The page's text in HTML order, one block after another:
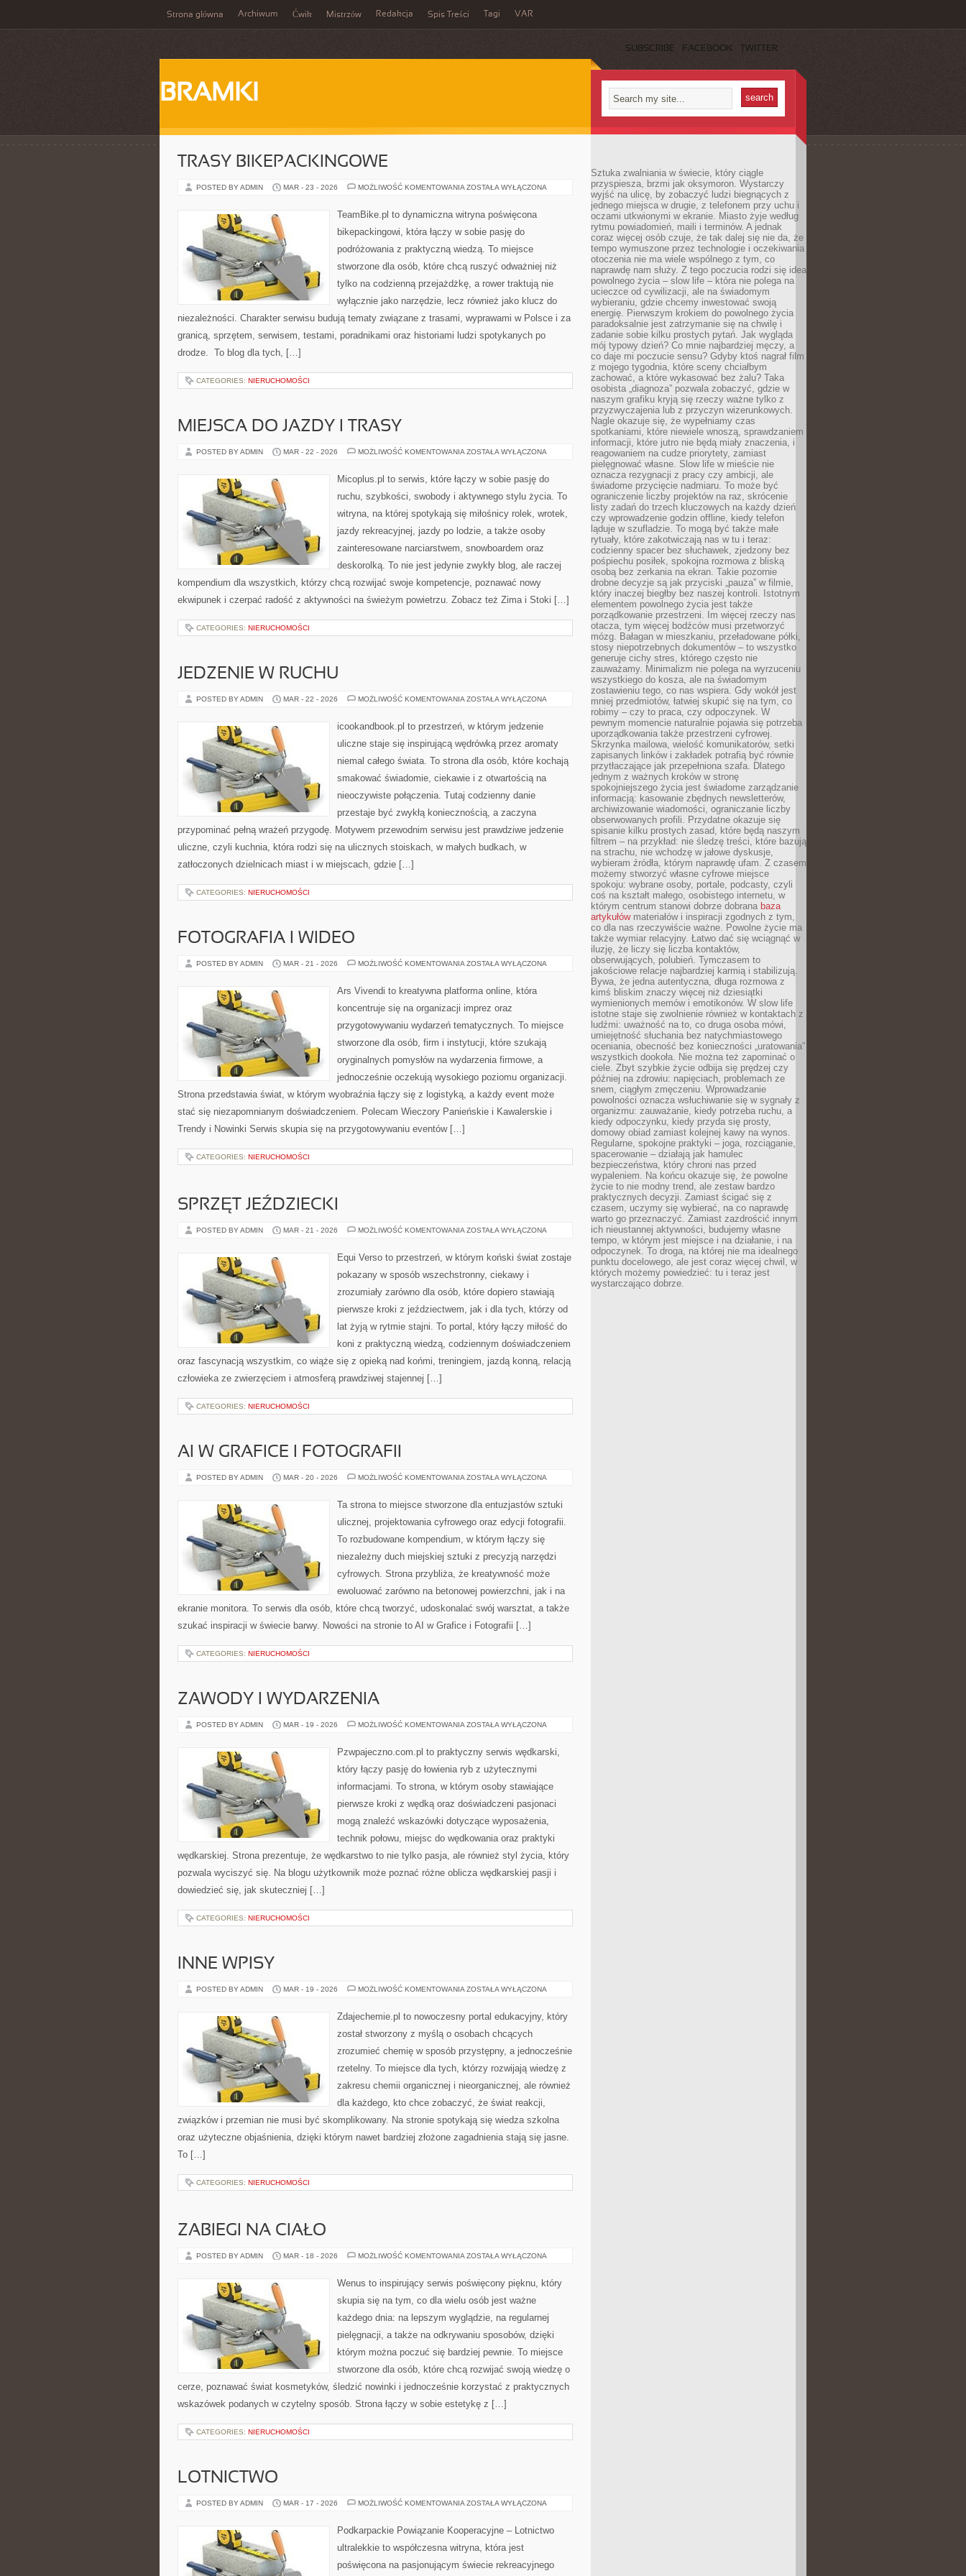
Strona główna Archiwum Ćwik Mistrzów Redakcja Spis Treści Tagi VAR
SUBSCRIBE FACEBOOK TWITTER
BRAMKI
TRASY BIKEPACKINGOWE
POSTED BY ADMIN MAR - 23 - 2026 MOŻLIWOŚĆ KOMENTOWANIA TRASY
ZOSTAŁA WYŁĄCZONA
TeamBike.pl to dynamiczna witryna poświęcona
bikepackingowi, która łączy w sobie pasję do
podróżowania z praktyczną wiedzą. To miejsce
stworzone dla osób, które chcą ruszyć odważniej niż
tylko na codzienną przejażdżkę, a rower traktują nie
wyłącznie jako narzędzie, lecz również jako klucz do
niezależności. Charakter serwisu budują tematy związane z trasami, wyprawami w Polsce i za
granicą, sprzętem, serwisem, testami, poradnikami oraz historiami ludzi spotykanych po
drodze. To blog dla tych, […]
CATEGORIES: NIERUCHOMOŚCI
MIEJSCA DO JAZDY I TRASY
POSTED BY ADMIN MAR - 22 - 2026 MOŻLIWOŚĆ KOMENTOWANIA MIEJSCA
TRASY
ZOSTAŁA WYŁĄCZONA
Micoplus.pl to serwis, które łączy w sobie pasję do
ruchu, szybkości, swobody i aktywnego stylu życia. To
witryna, na której spotykają się miłośnicy rolek, wrotek,
jazdy rekreacyjnej, jazdy po lodzie, a także osoby
zainteresowane narciarstwem, snowboardem oraz
deskorolką. To nie jest jedynie zwykły blog, ale raczej
kompendium dla wszystkich, którzy chcą rozwijać swoje kompetencje, poznawać nowy
ekwipunek i czerpać radość z aktywności na świeżym powietrzu. Zobacz też Zima i Stoki […]
CATEGORIES: NIERUCHOMOŚCI
JEDZENIE W RUCHU
POSTED BY ADMIN MAR - 22 - 2026 MOŻLIWOŚĆ KOMENTOWANIA JEDZENIE
ZOSTAŁA WYŁĄCZONA
icookandbook.pl to przestrzeń, w którym jedzenie
uliczne staje się inspirującą wędrówką przez aromaty
niemal całego świata. To strona dla osób, które kochają
smakować świadomie, ciekawie i z otwartością na
nieoczywiste połączenia. Tutaj codzienny danie
przestaje być zwykłą koniecznością, a zaczyna
przypominać pełną wrażeń przygodę. Motywem przewodnim serwisu jest prawdziwe jedzenie
uliczne, czyli kuchnia, która rodzi się na ulicznych stoiskach, w małych budkach, w
zatłoczonych dzielnicach miast i w miejscach, gdzie […]
CATEGORIES: NIERUCHOMOŚCI
FOTOGRAFIA I WIDEO
POSTED BY ADMIN MAR - 21 - 2026 MOŻLIWOŚĆ KOMENTOWANIA FOTOGRAFIA
ZOSTAŁA WYŁĄCZONA
Ars Vivendi to kreatywna platforma online, która
koncentruje się na organizacji imprez oraz
przygotowywaniu wydarzeń tematycznych. To miejsce
stworzone dla osób, firm i instytucji, które szukają
oryginalnych pomysłów na wydarzenia firmowe, a
jednocześnie oczekują wysokiego poziomu organizacji.
Strona przedstawia świat, w którym wyobraźnia łączy się z logistyką, a każdy event może
stać się niezapomnianym doświadczeniem. Polecam Wieczory Panieńskie i Kawalerskie i
Trendy i Nowinki Serwis skupia się na przygotowywaniu eventów […]
CATEGORIES: NIERUCHOMOŚCI
SPRZĘT JEŹDZIECKI
POSTED BY ADMIN MAR - 21 - 2026 MOŻLIWOŚĆ KOMENTOWANIA SPRZĘT
ZOSTAŁA WYŁĄCZONA
Equi Verso to przestrzeń, w którym koński świat zostaje
pokazany w sposób wszechstronny, ciekawy i
zrozumiały zarówno dla osób, które dopiero stawiają
pierwsze kroki z jeździectwem, jak i dla tych, którzy od
lat żyją w rytmie stajni. To portal, który łączy miłość do
koni z praktyczną wiedzą, codziennym doświadczeniem
oraz fascynacją wszystkim, co wiąże się z opieką nad końmi, treningiem, jazdą konną, relacją
człowieka ze zwierzęciem i atmosferą prawdziwej stajennej […]
CATEGORIES: NIERUCHOMOŚCI
AI W GRAFICE I FOTOGRAFII
POSTED BY ADMIN MAR - 20 - 2026 MOŻLIWOŚĆ KOMENTOWANIA AI
FOTOGRAFII
ZOSTAŁA WYŁĄCZONA
Ta strona to miejsce stworzone dla entuzjastów sztuki
ulicznej, projektowania cyfrowego oraz edycji fotografii.
To rozbudowane kompendium, w którym łączy się
niezależny duch miejskiej sztuki z precyzją narzędzi
cyfrowych. Strona przybliża, że kreatywność może
ewoluować zarówno na betonowej powierzchni, jak i na
ekranie monitora. To serwis dla osób, które chcą tworzyć, udoskonalać swój warsztat, a także
szukać inspiracji w świecie barwy. Nowości na stronie to AI w Grafice i Fotografii […]
CATEGORIES: NIERUCHOMOŚCI
ZAWODY I WYDARZENIA
POSTED BY ADMIN MAR - 19 - 2026 MOŻLIWOŚĆ KOMENTOWANIA ZAWODY
ZOSTAŁA WYŁĄCZONA
Pzwpajeczno.com.pl to praktyczny serwis wędkarski,
który łączy pasję do łowienia ryb z użytecznymi
informacjami. To strona, w którym osoby stawiające
pierwsze kroki z wędką oraz doświadczeni pasjonaci
mogą znaleźć wskazówki dotyczące wyposażenia,
technik połowu, miejsc do wędkowania oraz praktyki
wędkarskiej. Strona prezentuje, że wędkarstwo to nie tylko pasja, ale również styl życia, który
pozwala wyciszyć się. Na blogu użytkownik może poznać różne oblicza wędkarskiej pasji i
dowiedzieć się, jak skuteczniej […]
CATEGORIES: NIERUCHOMOŚCI
INNE WPISY
POSTED BY ADMIN MAR - 19 - 2026 MOŻLIWOŚĆ KOMENTOWANIA INNE
ZOSTAŁA WYŁĄCZONA
Zdajechemie.pl to nowoczesny portal edukacyjny, który
został stworzony z myślą o osobach chcących
zrozumieć chemię w sposób przystępny, a jednocześnie
rzetelny. To miejsce dla tych, którzy rozwijają wiedzę z
zakresu chemii organicznej i nieorganicznej, ale również
dla każdego, kto chce zobaczyć, że świat reakcji,
związków i przemian nie musi być skomplikowany. Na stronie spotykają się wiedza szkolna
oraz użyteczne objaśnienia, dzięki którym nawet bardziej złożone zagadnienia stają się jasne.
To […]
CATEGORIES: NIERUCHOMOŚCI
ZABIEGI NA CIAŁO
POSTED BY ADMIN MAR - 18 - 2026 MOŻLIWOŚĆ KOMENTOWANIA ZABIEGI
ZOSTAŁA WYŁĄCZONA
Wenus to inspirujący serwis poświęcony pięknu, który
skupia się na tym, co dla wielu osób jest ważne
każdego dnia: na lepszym wyglądzie, na regularnej
pielęgnacji, a także na odkrywaniu sposobów, dzięki
którym można poczuć się bardziej pewnie. To miejsce
stworzone dla osób, które chcą rozwijać swoją wiedzę o
cerze, poznawać świat kosmetyków, śledzić nowinki i jednocześnie korzystać z praktycznych
wskazówek podanych w czytelny sposób. Strona łączy w sobie estetykę z […]
CATEGORIES: NIERUCHOMOŚCI
LOTNICTWO
POSTED BY ADMIN MAR - 17 - 2026 MOŻLIWOŚĆ KOMENTOWANIA LOTNICTWO
ZOSTAŁA WYŁĄCZONA
Podkarpackie Powiązanie Kooperacyjne – Lotnictwo
ultralekkie to współczesna witryna, która jest
poświęcona na pasjonującym świecie rekreacyjnego
Sztuka zwalniania w świecie, który ciągle
przyspiesza, brzmi jak oksymoron. Wystarczy
wyjść na ulicę, by zobaczyć ludzi biegnących z
jednego miejsca w drugie, z telefonem przy uchu i
oczami utkwionymi w ekranie. Miasto żyje według
rytmu powiadomień, maili i terminów. A jednak
coraz więcej osób czuje, że tak dalej się nie da, że
tempo wymuszone przez technologie i oczekiwania
otoczenia nie ma wiele wspólnego z tym, co
naprawdę nam służy. Z tego poczucia rodzi się idea
powolnego życia – slow life – która nie polega na
ucieczce od cywilizacji, ale na świadomym
wybieraniu, gdzie chcemy inwestować swoją
energię. Pierwszym krokiem do powolnego życia
paradoksalnie jest zatrzymanie się na chwilę i
zadanie sobie kilku prostych pytań. Jak wygląda
mój typowy dzień? Co mnie najbardziej męczy, a
co daje mi poczucie sensu? Gdyby ktoś nagrał film
z mojego tygodnia, które sceny chciałbym
zachować, a które wykasować bez żalu? Taka
osobista „diagnoza” pozwala zobaczyć, gdzie w
naszym grafiku kryją się rzeczy ważne tylko z
przyzwyczajenia lub z przyczyn wizerunkowych.
Nagle okazuje się, że wypełniamy czas
spotkaniami, które niewiele wnoszą, sprawdzaniem
informacji, które jutro nie będą miały znaczenia, i
reagowaniem na cudze priorytety, zamiast
pielęgnować własne. Slow life w mieście nie
oznacza rezygnacji z pracy czy ambicji, ale
świadome przycięcie nadmiaru. To może być
ograniczenie liczby projektów na raz, skrócenie
listy zadań do trzech kluczowych na każdy dzień
czy wprowadzenie godzin offline, kiedy telefon
ląduje w szufladzie. To mogą być także małe
rytuały, które zakotwiczają nas w tu i teraz:
codzienny spacer bez słuchawek, zjedzony bez
pośpiechu posiłek, spokojna rozmowa z bliską
osobą bez zerkania na ekran. Takie pozornie
drobne decyzje są jak przyciski „pauza” w filmie,
który inaczej biegłby bez naszej kontroli. Istotnym
elementem powolnego życia jest także
porządkowanie przestrzeni. Im więcej rzeczy nas
otacza, tym więcej bodźców musi przetworzyć
mózg. Bałagan w mieszkaniu, przeładowane półki,
stosy niepotrzebnych dokumentów – to wszystko
generuje cichy stres, którego często nie
zauważamy. Minimalizm nie polega na wyrzuceniu
wszystkiego do kosza, ale na świadomym
zostawieniu tego, co nas wspiera. Gdy wokół jest
mniej przedmiotów, łatwiej skupić się na tym, co
robimy – czy to praca, czy odpoczynek. W
pewnym momencie naturalnie pojawia się potrzeba
uporządkowania także przestrzeni cyfrowej.
Skrzynka mailowa, wielość komunikatorów, setki
zapisanych linków i zakładek potrafią być równie
przytłaczające jak przepełniona szafa. Dlatego
jednym z ważnych kroków w stronę
spokojniejszego życia jest świadome zarządzanie
informacją: kasowanie zbędnych newsletterów,
archiwizowanie wiadomości, ograniczanie liczby
obserwowanych profili. Przydatne okazuje się
spisanie kilku prostych zasad, które będą naszym
filtrem – na przykład: nie śledzę treści, które bazują
na strachu, nie wchodzę w jałowe dyskusje,
wybieram źródła, którym naprawdę ufam. Z czasem
możemy stworzyć własne cyfrowe miejsce
spokoju: wybrane osoby, portale, podcasty, czyli
coś na kształt małego, osobistego internetu, w
którym centrum stanowi dobrze dobrana baza
artykułówmateriałów i inspiracji zgodnych z tym,
co dla nas rzeczywiście ważne. Powolne życie ma
także wymiar relacyjny. Łatwo dać się wciągnąć w
iluzję, że liczy się liczba kontaktów,
obserwujących, polubień. Tymczasem to
jakościowe relacje najbardziej karmią i stabilizują.
Bywa, że jedna autentyczna, długa rozmowa z
kimś bliskim znaczy więcej niż dziesiątki
wymienionych memów i emotikonów. W slow life
istotne staje się zwolnienie również w kontaktach z
ludźmi: uważność na to, co druga osoba mówi,
umiejętność słuchania bez natychmiastowego
oceniania, obecność bez konieczności „uratowania”
wszystkich dookoła. Nie można też zapominać o
ciele. Zbyt szybkie życie odbija się prędzej czy
później na zdrowiu: napięciach, problemach ze
snem, ciągłym zmęczeniu. Wprowadzanie
powolności oznacza wsłuchiwanie się w sygnały z
organizmu: zauważanie, kiedy potrzeba ruchu, a
kiedy odpoczynku, kiedy przyda się prosty,
domowy obiad zamiast kolejnej kawy na wynos.
Regularne, spokojne praktyki – joga, rozciąganie,
spacerowanie – działają jak hamulec
bezpieczeństwa, który chroni nas przed
wypaleniem. Na końcu okazuje się, że powolne
życie to nie modny trend, ale zestaw bardzo
praktycznych decyzji. Zamiast ścigać się z
czasem, uczymy się wybierać, na co naprawdę
warto go przeznaczyć. Zamiast zazdrościć innym
ich nieustannej aktywności, budujemy własne
tempo, w którym jest miejsce i na działanie, i na
odpoczynek. To droga, na której nie ma idealnego
punktu docelowego, ale jest coraz więcej chwil, w
których możemy powiedzieć: tu i teraz jest
wystarczająco dobrze.